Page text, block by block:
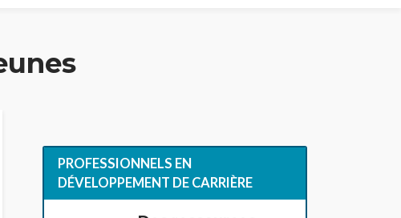
PROFESSIONNELS EN
DÉVELOPPEMENT DE CARRIÈRE